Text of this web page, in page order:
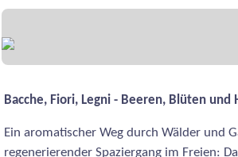
Bacche, Fiori, Legni - Beeren, Blüten und
Ein aromatischer Weg durch Wälder und
regenerierender Spaziergang im Freien: